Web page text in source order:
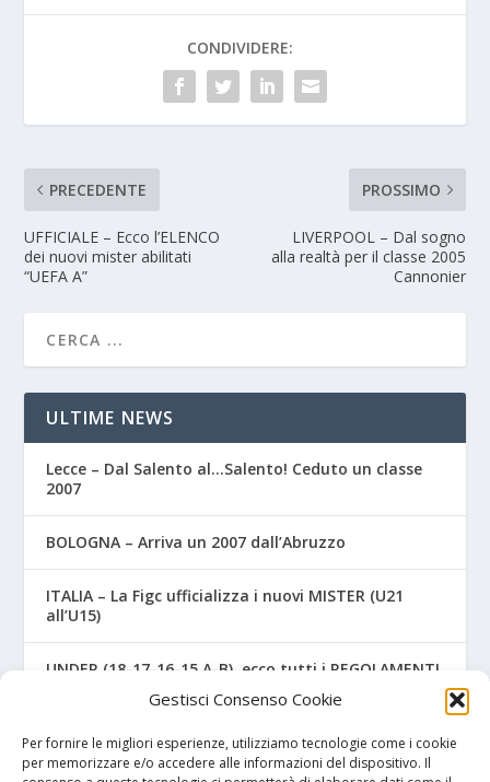
Gestisci Consenso Cookie
Per fornire le migliori esperienze, utilizziamo tecnologie come i cookie
per memorizzare e/o accedere alle informazioni del dispositivo. Il
CONDIVIDERE:
PRECEDENTE
UFFICIALE – Ecco l’ELENCO
dei nuovi mister abilitati
“UEFA A”
PROSSIMO
LIVERPOOL – Dal sogno
alla realtà per il classe 2005
Cannonier
ULTIME NEWS
Lecce – Dal Salento al…Salento! Ceduto un classe
2007
BOLOGNA – Arriva un 2007 dall’Abruzzo
ITALIA – La Figc ufficializza i nuovi MISTER (U21
all’U15)
UNDER (18-17-16-15 A-B), ecco tutti i REGOLAMENTI
NAPOLI – Tre ex Benevento U17 “svincolati” firmano
per gli azzurri